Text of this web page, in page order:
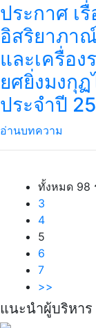
ประกาศ เ
อิสริยาภา
และเครื่อ
ยศยิ่งมงกุ
ประจำปี
อ่านบทความ
ทั้งหมด 98
3
4
5
6
7
>>
แนะนำผู้บริหาร